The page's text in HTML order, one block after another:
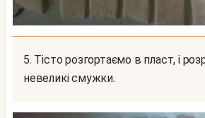
5. Тісто розгортаємо в пласт, і розрізаємо на
невеликі смужки.